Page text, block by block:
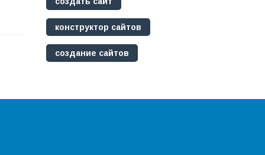
конструктор сайтов
создание сайтов